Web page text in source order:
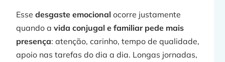
Essedesgaste emocional ocorre justamente
quando avida conjugal e familiar pede mais
presença: atenção, carinho, tempo de qualidade,
apoio nas tarefas do dia a dia. Longas jornadas,